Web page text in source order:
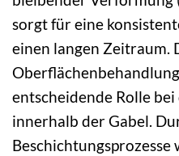
sorgt für eine
einen langen Zeitraum.
entscheidende Rolle
innerhalb der Gabel.